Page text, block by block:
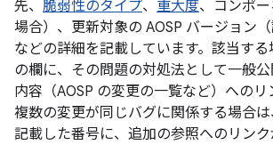
先、 脆弱性のタイプ、 重大度、コンポ
場合）、更新対象の AOSP バージョン（
などの詳細を記載しています。該当す
の欄に、その問題の対処法として一般
内容（AOSP の変更の一覧など）へのリ
複数の変更が同じバグに関係する場合
記載した番号に、追加の参照へのリンク